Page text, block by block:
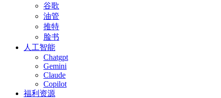
谷歌
油管
推特
脸书
人工智能
Chatgpt
‎Gemini
Claude
Copilot
福利资源